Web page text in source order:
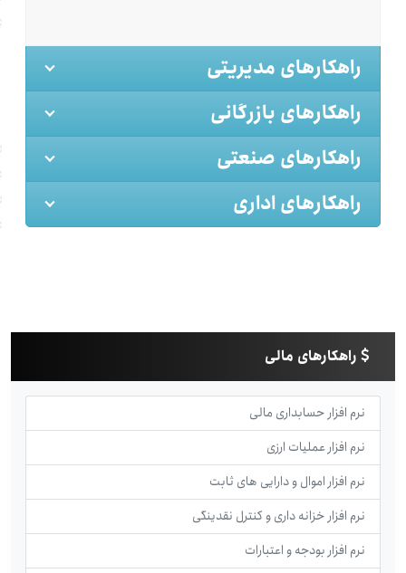
راهکارهای مدیریتی
راهکارهای بازرگانی
راهکارهای صنعتی
راهکارهای اداری
راهکارهای مالی
نرم افزار حسابداری مالی
نرم افزار عملیات ارزی
نرم افزار اموال و دارایی های ثابت
نرم افزار خزانه داری و کنترل نقدینگی
نرم افزار بودجه و اعتبارات